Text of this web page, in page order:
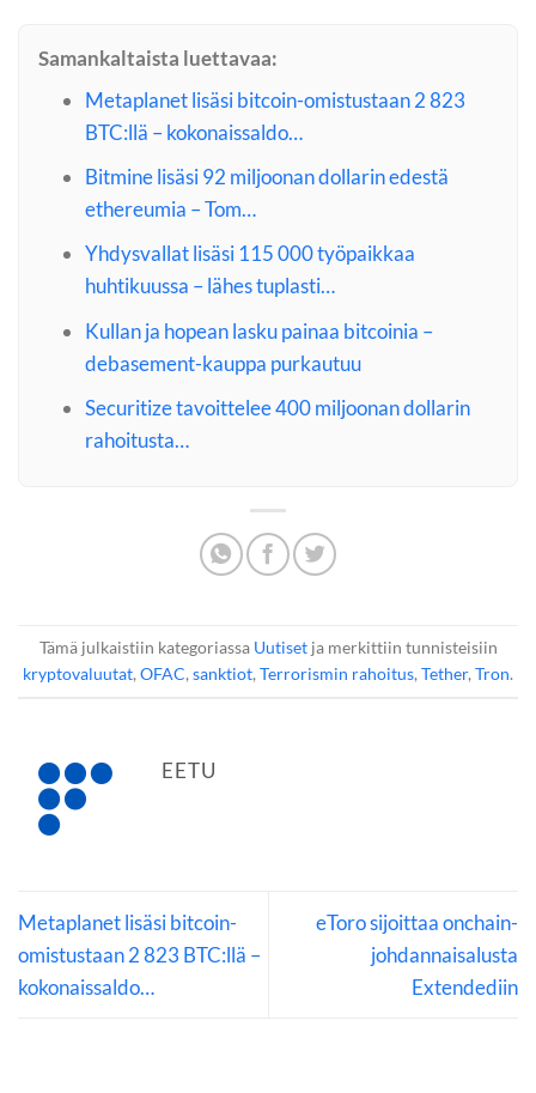
Samankaltaista luettavaa:
Metaplanet lisäsi bitcoin-omistustaan 2 823
BTC:llä – kokonaissaldo…
Bitmine lisäsi 92 miljoonan dollarin edestä
ethereumia – Tom…
Yhdysvallat lisäsi 115 000 työpaikkaa
huhtikuussa – lähes tuplasti…
Kullan ja hopean lasku painaa bitcoinia –
debasement-kauppa purkautuu
Securitize tavoittelee 400 miljoonan dollarin
rahoitusta…
Tämä julkaistiin kategoriassa Uutisetja merkittiin tunnisteisiin
kryptovaluutat, OFAC, sanktiot, Terrorismin rahoitus, Tether, Tron.
EETU
Metaplanet lisäsi bitcoin-
omistustaan 2 823 BTC:llä –
kokonaissaldo…
eToro sijoittaa onchain-
johdannaisalusta
Extendediin